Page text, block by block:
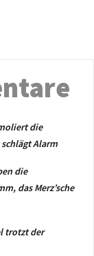
die
Alarm
die
das Merz’sche
trotzt der